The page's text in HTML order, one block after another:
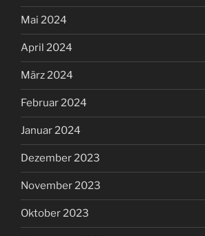
Mai 2024
April 2024
März 2024
Februar 2024
Januar 2024
Dezember 2023
November 2023
Oktober 2023